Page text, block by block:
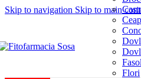
Skip to navigation Skip to main
Flori